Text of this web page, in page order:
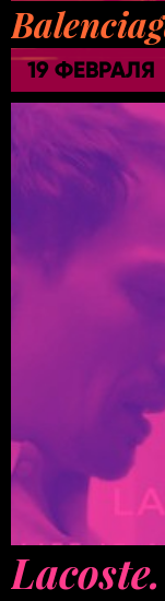
19 ФЕВРАЛЯ